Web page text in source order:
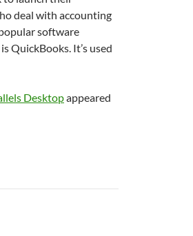
deal with accounting
software
QuickBooks. It’s used
Desktopappeared